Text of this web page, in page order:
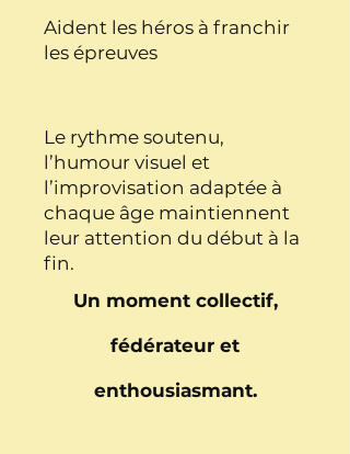
Aident les héros à franchir
les épreuves
Le rythme soutenu,
l’humour visuel et
l’improvisation adaptée à
chaque âge maintiennent
leur attention du début à la
fin.
Un moment collectif,
fédérateur et
enthousiasmant.